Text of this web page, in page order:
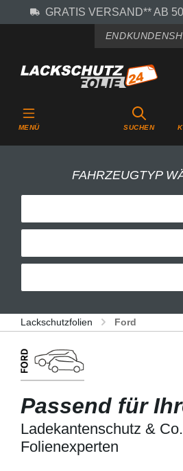
Zum Hauptinhalt springen
GRATIS VERSAND** AB
MENÜ SUCHEN
FAHRZEUGTYP
Lackschutzfolien Ford
Passend für
Ladekantenschutz &
Folienexperten